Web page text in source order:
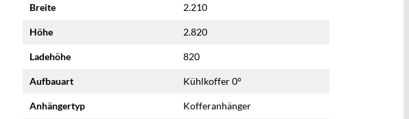
Breite 2.210
Höhe 2.820
Ladehöhe 820
Aufbauart Kühlkoffer 0°
Anhängertyp Kofferanhänger